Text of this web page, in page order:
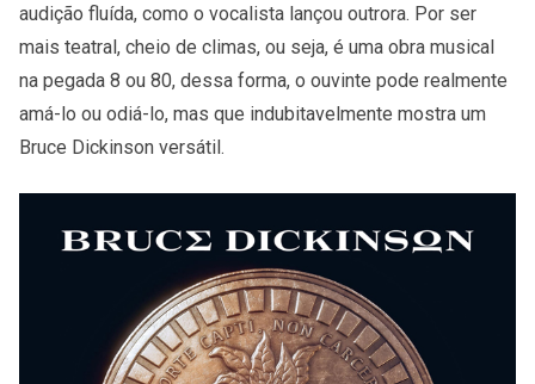
audição fluída, como o vocalista lançou outrora. Por ser
mais teatral, cheio de climas, ou seja, é uma obra musical
na pegada 8 ou 80, dessa forma, o ouvinte pode realmente
amá-lo ou odiá-lo, mas que indubitavelmente mostra um
Bruce Dickinson versátil.